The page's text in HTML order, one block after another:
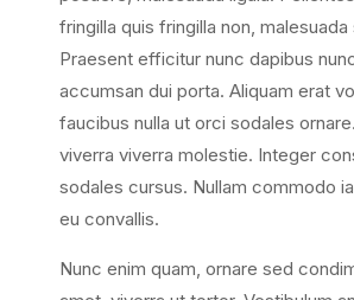
fringilla quis fringilla non,
Praesent efficitur nunc dapibus
accumsan dui porta. Aliquam erat
faucibus nulla ut orci sodales
viverra viverra molestie. Integer
sodales cursus. Nullam commodo
eu convallis.
Nunc enim quam, ornare sed